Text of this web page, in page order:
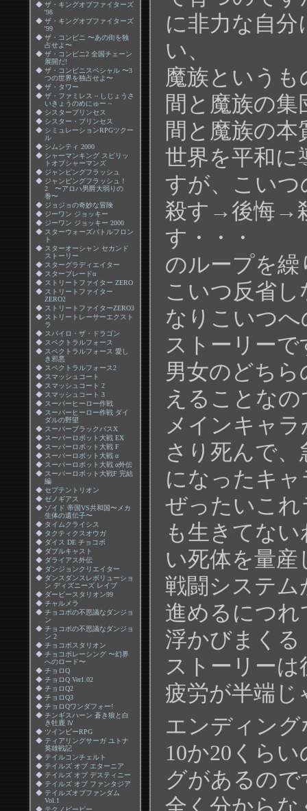
◆ ザ・キングオブファイターズ
'98
◆ ザ・キングオブファイターズ
'99
◆ ザ・コンビニ 〜あの街を独
占せよ〜
◆ ザ・コンビニ2 全国チェーン
展開だ!
◆ ザ・コンビニスペシャル 〜3
つの世界を独占せよ〜
◆ ザ・タワー
◆ ザ・ファミレス ~ しじょうさ
いきょうのめにゅー ~
◆ シスタープリンセス
◆ シスター・プリンセス
◆ シミュレーションRPGツクー
ル
◆ シムシティ 2000
◆ シャーマンキング スピリッ
トオブシャーマンズ
◆ ジャンピングフラッシュ
◆ ジャンピングフラッシュ！
2 〜アロハ男爵大弱りの
巻〜
◆ ジョジョの奇妙な冒険
◆ ジーワン ジョッキー
◆ ジーワン ジョッキー 2000
◆ スターウォーズバトルフロン
ト
◆ スターオーシャン セカンド
ストーリー
◆ スターグラディエイター
◆ スターブレードα
◆ ストリートファイター ZERO
◆ ストリートファイター
ZERO2
◆ ストリートファイターZERO3
◆ ストリートレーサーエクスト
ラ
◆ スパイロ・ザ・ドラゴン
◆ スペクトラルフォース
◆ スペクトラルフォース 愛し
き邪悪
◆ スペクトラルフォース2
◆ スマッシュコート
◆ スマッシュコート 2
◆ スマッシュコート 3
◆ スーパーヒーロー作戦
◆ スーパーヒーロー作戦 ダイ
ダルの野望
◆ スーパーブラックバスX
◆ スーパーロボット大戦 EX
◆ スーパーロボット大戦 F
◆ スーパーロボット大戦 α
◆ スーパーロボット大戦 α外伝
◆ スーパーロボット大戦F 完結
編
◆ セプテントリオン
◆ ゼノギアス
◆ ゾイド 帝国VS共和国〜メカ
生体の遺伝子〜
◆ タイムクライシス
◆ タクティクスオウガ
◆ ダイス DE チョコボ
◆ ダブルキャスト
◆ ダライアス外伝
◆ ダンジョンクリエイター
◆ ダンスダンスレボリューショ
ン ディズニーズ レイブ
◆ ダービースタリオン99
◆ チャルメラ
◆ チョコボの不思議なダンジョ
ン
◆ チョコボの不思議なダンジョ
ン 2
◆ チョコボスタリオン
◆ チョコボレーシング 〜幻界
へのロード〜
◆ チョロQ
◆ チョロQ Ver1.02
◆ チョロQ2
◆ チョロQ3
◆ チョロQワンダフォー!
◆ チンギスハーン 蒼き狼と白
き牡鹿 Ⅳ
◆ ツインビーRPG
◆ ティアリングサーガ ユトナ
英雄戦記
◆ テイルコンチェルト
◆ テイルズ オブ エターニア
◆ テイルズ オブ デスティニー
◆ テイルズ オブ ファンタジア
◆ テイルズオブファンダム
Vol.1
◆ テクノビービー
に非力な自
い、
魔族という
間と魔族の
間と魔族の本
世界を平和に
すが、こい
殺す→後悔→
す・・・
のループを
こいつ反省
なりこいつ
ストーリーで
男女のどち
えることな
メインキャ
さり死んで
になったキ
ぜったいこ
も生きてな
い死体を量産
戦闘システ
進めるにつ
浮かびまくる
ストーリー
疲労が半端じ
エンディン
10か20くら
グがあるの